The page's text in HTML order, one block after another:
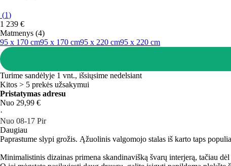
(1)
1 239 €
Matmenys (4)
95 x 170 cm95 x 170 cm95 x 220 cm95 x 220 cm
Turime sandėlyje 1 vnt., išsiųsime nedelsiant
Kitos > 5 prekės užsakymui
Pristatymas adresu
Nuo 29,99 €
·
Nuo 08‑17 Pir
Daugiau
Paprastume slypi grožis. Ąžuolinis valgomojo stalas iš karto taps
Minimalistinis dizainas primena skandinavišką švarų interjerą, tačiau